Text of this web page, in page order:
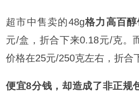
超市中售卖的48g格力高百
元/盒，折合下来0.18元/克。
价格在25元/250克左右，折合
便宜8分钱，却造成了非正规